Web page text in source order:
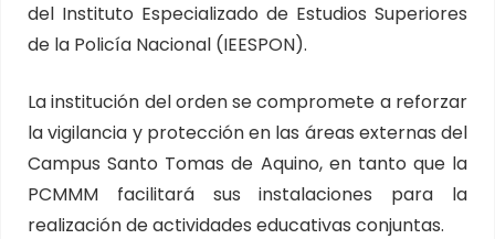
del Instituto Especializado de Estudios Superiores
de la Policía Nacional (IEESPON).
La institución del orden se compromete a reforzar
la vigilancia y protección en las áreas externas del
Campus Santo Tomas de Aquino, en tanto que la
PCMMM facilitará sus instalaciones para la
realización de actividades educativas conjuntas.